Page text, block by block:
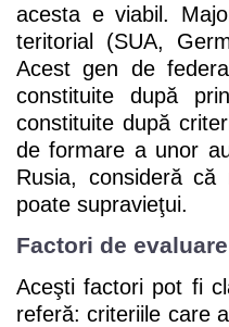
acesta e viabil.
teritorial (SUA,
Acest gen de
constituite după
constituite după
de formare a unor
Rusia, consideră
poate supravieţui.
Factori de
Aceşti factori pot fi
referă: criteriile care